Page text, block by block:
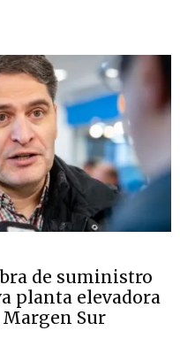
de suministro
planta elevadora
Sur